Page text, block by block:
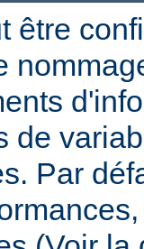
être
de
Par